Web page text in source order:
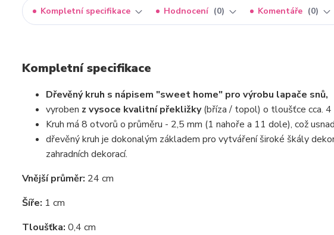
Kompletní specifikace Hodnocení 0 Komentáře 0
Kompletní specifikace
Dřevěný kruh s nápisem "sweet home" pro výrobu lapače snů,
vyroben z vysoce kvalitní překližky(bříza / topol) o tloušťce cca. 4
Kruh má 8 otvorů o průměru - 2,5 mm (1 nahoře a 11 dole), což
dřevěný kruh je dokonalým základem pro vytváření široké škály
zahradních dekorací.
Vnější průměr: 24 cm
Šíře: 1 cm
Tloušťka: 0,4 cm